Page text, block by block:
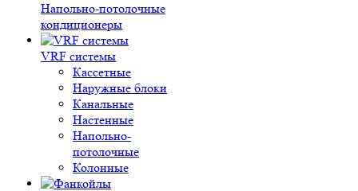
Напольно-потолочные
кондиционеры
VRF системы
Кассетные
Наружные блоки
Канальные
Настенные
Напольно-
потолочные
Колонные